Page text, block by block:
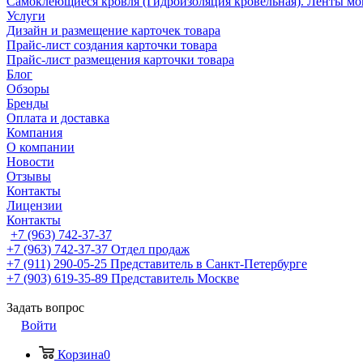
Услуги
Дизайн и размещение карточек товара
Прайс-лист создания карточки товара
Прайс-лист размещения карточки товара
Блог
Обзоры
Бренды
Оплата и доставка
Компания
О компании
Новости
Отзывы
Контакты
Лицензии
Контакты
+7 (963) 742-37-37
+7 (963) 742-37-37 Отдел продаж
+7 (911) 290-05-25 Представитель в Санкт-Петербурге
+7 (903) 619-35-89 Представитель Москве
Задать вопрос
Войти
Корзина0